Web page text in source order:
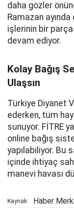
daha gözler
Ramazan
işlerinin bir
devam ediyor.
Kolay Bağış
Ulaşsın
Türkiye Diyanet
ederken, tüm
sunuyor. FİTRE
online bağış
yapılabiliyor. Bu
içinde ihtiyaç
manevi havası
Kaynak: Haber